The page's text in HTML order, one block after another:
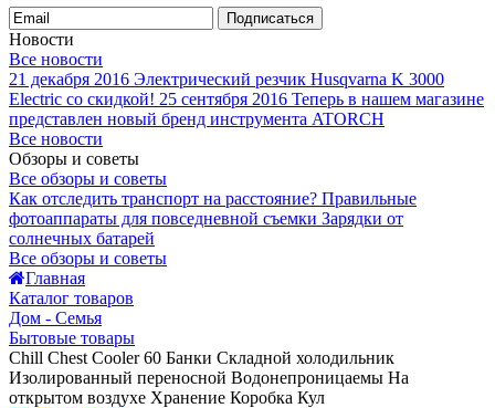
Подписаться
Новости
Все новости
21 декабря 2016 Электрический резчик Husqvarna K 3000
Electric со скидкой! 25 сентября 2016 Теперь в нашем магазине
представлен новый бренд инструмента ATORCH
Все новости
Обзоры и советы
Все обзоры и советы
Как отследить транспорт на расстояние? Правильные
фотоаппараты для повседневной съемки Зарядки от
солнечных батарей
Все обзоры и советы
Главная
Каталог товаров
Дом - Семья
Бытовые товары
Chill Chest Cooler 60 Банки Складной холодильник
Изолированный переносной Водонепроницаемы На
открытом воздухе Хранение Коробка Кул